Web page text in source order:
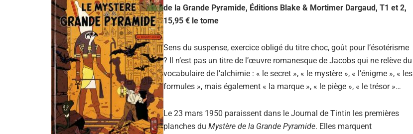
de la Grande Pyramide, Éditions Blake & Mortimer Dargaud, T1 et 2,
15,95 € le tome
Sens du suspense, exercice obligé du titre choc, goût pour l’ésotérisme
? Il n’est pas un titre de l’œuvre romanesque de Jacobs qui ne relève du
vocabulaire de l’alchimie : « le secret », « le mystère », « l’énigme », « les
formules », mais également « la marque », « le piège », « le trésor »…
Le 23 mars 1950 paraissent dans le Journal de Tintin les premières
planches du Mystère de la Grande Pyramide. Elles marquent